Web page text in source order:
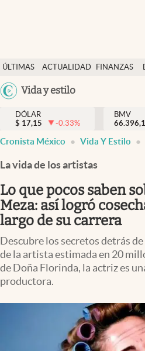
ÚLTIMAS
NOTICIAS
ACTUALIDAD
FINANZAS
Vida y estilo
Actualidad
Finanzas y economía
Dólar y mercados
Pc y celular
Vida y estilo
Tv
Clima
abre en nueva pestaña
México
DÓLAR
$ 17,15 -0.33%
BMV
Cronista México Vida Y Estilo
La vida de los artistas
Lo que pocos saben
Meza: así logró
largo de su carrera
Descubre los secretos detrás
de la artista estimada en 20
de Doña Florinda, la actriz es
productora.